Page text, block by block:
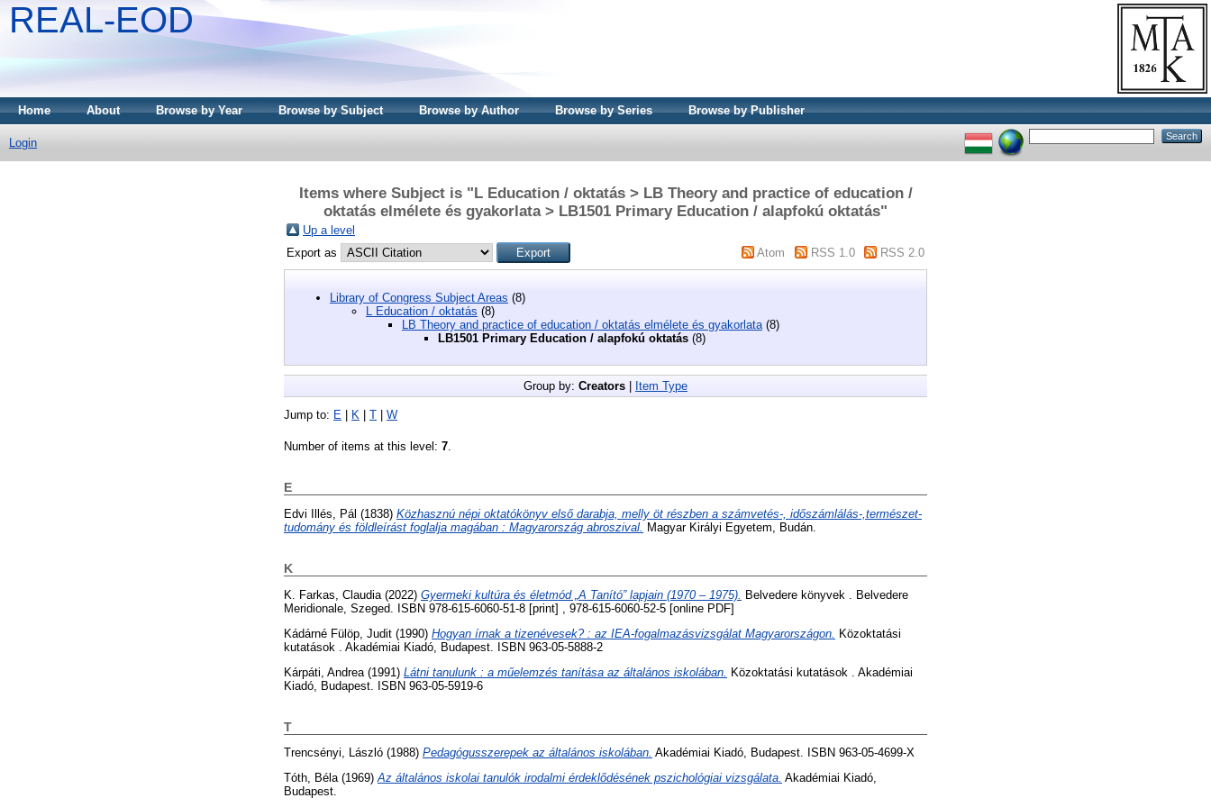
REAL-EOD
Home About Browse by Year Browse by Subject Browse by Author Browse by Series Browse by Publisher
Login
Items where Subject is "L Education / oktatás > LB Theory and practice of education /
oktatás elmélete és gyakorlata > LB1501 Primary Education / alapfokú oktatás"
Up a level
Export as
Atom RSS 1.0 RSS 2.0
Library of Congress Subject Areas (8)
L Education / oktatás (8)
LB Theory and practice of education / oktatás elmélete és gyakorlata (8)
LB1501 Primary Education / alapfokú oktatás (8)
Group by: Creators Item Type
Jump to: E K T W
Number of items at this level: 7.
E
Edvi Illés, Pál (1838) Közhasznú népi oktatókönyv első darabja, melly öt részben a számvetés-, időszámlálás-,természet-
tudomány és földleírást foglalja magában : Magyarország abroszival. Magyar Királyi Egyetem, Budán.
K
K. Farkas, Claudia (2022) Gyermeki kultúra és életmód „A Tanító” lapjain (1970 – 1975).
Belvedere könyvek . Belvedere
Meridionale, Szeged. ISBN 978-615-6060-51-8 [print] , 978-615-6060-52-5 [online PDF]
Kádárné Fülöp, Judit (1990) Hogyan írnak a tizenévesek? : az IEA-fogalmazásvizsgálat Magyarországon.
Közoktatási
kutatások . Akadémiai Kiadó, Budapest. ISBN 963-05-5888-2
Kárpáti, Andrea (1991) Látni tanulunk : a műelemzés tanítása az általános iskolában. Közoktatási kutatások . Akadémiai
Kiadó, Budapest. ISBN 963-05-5919-6
T
Trencsényi, László (1988) Pedagógusszerepek az általános iskolában. Akadémiai Kiadó, Budapest. ISBN 963-05-4699-X
Tóth, Béla(1969)Az általános iskolai tanulók irodalmi érdeklődésének pszichológiai vizsgálata. Akadémiai Kiadó,
Budapest.